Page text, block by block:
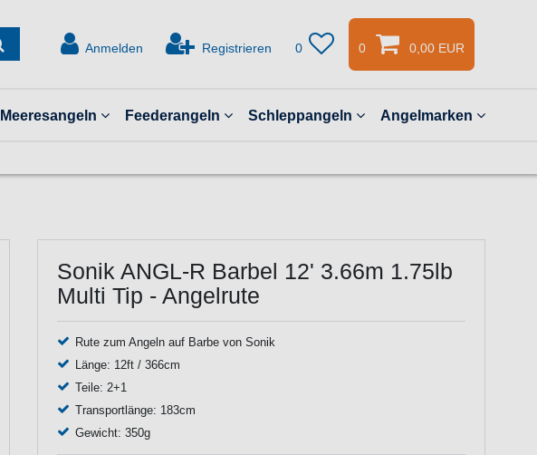
Anmelden Registrieren 0 0 0,00 EUR
Meeresangeln Feederangeln Schleppangeln Angelmarken
Sonik ANGL-R Barbel 12' 3.66m 1.75lb
Multi Tip - Angelrute
Rute zum Angeln auf Barbe von Sonik
Länge: 12ft / 366cm
Teile: 2+1
Transportlänge: 183cm
Gewicht: 350g